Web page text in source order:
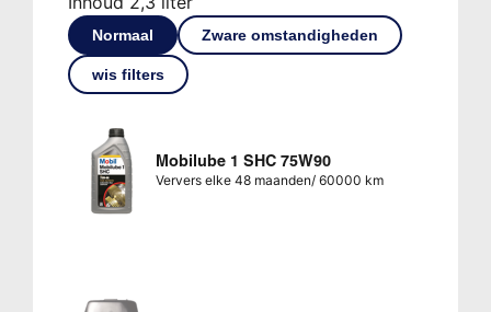
Normaal Zware omstandigheden
wis filters
Mobilube 1 SHC 75W90
Ververs elke 48 maanden/ 60000 km